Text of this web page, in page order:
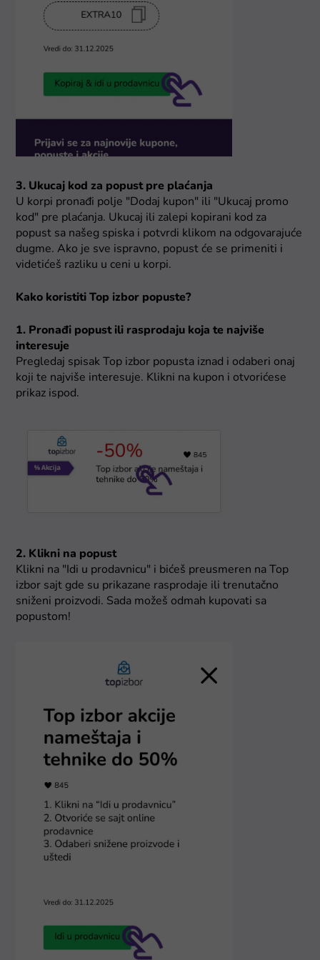
3. Ukucaj kod za popust pre plaćanja
U korpi pronađi polje "Dodaj kupon" ili "Ukucaj promo
kod" pre plaćanja. Ukucaj ili zalepi kopirani kod za
popust sa našeg spiska i potvrdi klikom na odgovarajuće
dugme. Ako je sve ispravno, popust će se primeniti i
videtićeš razliku u ceni u korpi.
Kako koristiti Top izbor popuste?
1. Pronađi popust ili rasprodaju koja te najviše
interesuje
Pregledaj spisak Top izbor popusta iznad i odaberi onaj
koji te najviše interesuje. Klikni na kupon i otvorićese
prikaz ispod.
2. Klikni na popust
Klikni na "Idi u prodavnicu" i bićeš preusmeren na Top
izbor sajt gde su prikazane rasprodaje ili trenutačno
sniženi proizvodi. Sada možeš odmah kupovati sa
popustom!